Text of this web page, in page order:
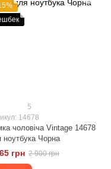
5
14678
чоловіча Vintage 14678
ноутбука Чорна
грн 2 900 грн